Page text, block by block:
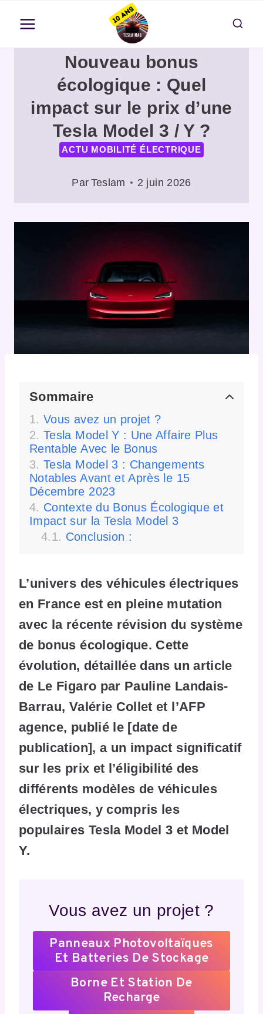
contenu
Nouveau bonus
écologique : Quel
impact sur le prix d’une
Tesla Model 3 / Y ?
ACTU MOBILITÉ ÉLECTRIQUE
Par Teslam 2 juin 2026
Sommaire
Vous avez un projet ?
Tesla Model Y : Une Affaire Plus
Rentable Avec le Bonus
Tesla Model 3 : Changements
Notables Avant et Après le 15
Décembre 2023
Contexte du Bonus Écologique et
Impact sur la Tesla Model 3
Conclusion :
L’univers des véhicules électriques
en France est en pleine mutation
avec la récente révision du système
de bonus écologique. Cette
évolution, détaillée dans un article
de Le Figaro par Pauline Landais-
Barrau, Valérie Collet et l’AFP
agence, publié le [date de
publication], a un impact significatif
sur les prix et l’éligibilité des
différents modèles de véhicules
électriques, y compris les
populaires Tesla Model 3 et Model
Y.
Vous avez un projet ?
Panneaux Photovoltaïques
Et Batteries De Stockage
Borne Et Station De
Recharge